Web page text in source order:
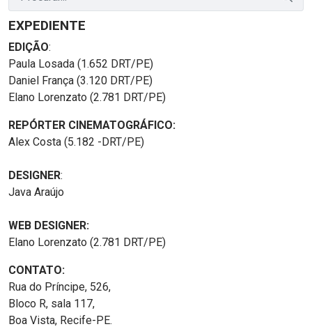
EXPEDIENTE
EDIÇÃO:
Paula Losada (1.652 DRT/PE)
Daniel França (3.120 DRT/PE)
Elano Lorenzato (2.781 DRT/PE)
REPÓRTER CINEMATOGRÁFICO:
Alex Costa (5.182 -DRT/PE)
DESIGNER:
Java Araújo
WEB DESIGNER:
Elano Lorenzato (2.781 DRT/PE)
CONTATO:
Rua do Príncipe, 526,
Bloco R, sala 117,
Boa Vista, Recife-PE.